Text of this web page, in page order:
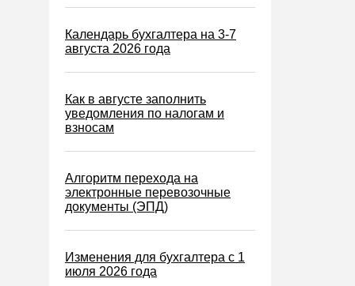
Экологический налог
Налог на игорный бизнес
Акцизы
Возврат и зачет налогов
Налоговые проверки
Статистика
Самозанятые
Банк
Онлайн-кассы ККТ ККМ
Календарь бухгалтера на 3-7
августа 2026 года
Как в августе заполнить
уведомления по налогам и
взносам
Алгоритм перехода на
электронные перевозочные
документы (ЭПД)
Изменения для бухгалтера с 1
июля 2026 года